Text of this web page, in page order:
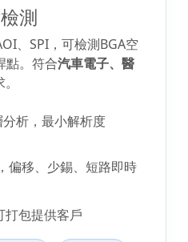
測
、SPI，可檢測BGA空
點。符合汽車電子、醫
析，最小解析度
偏移、少錫、短路即時
打包提供客戶